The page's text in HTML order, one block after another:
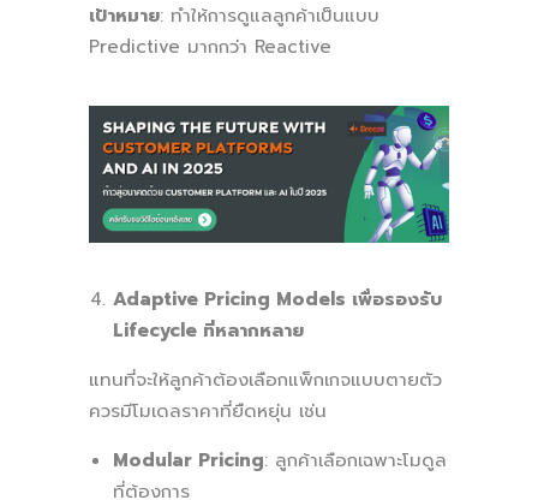
เป้าหมาย: ทำให้การดูแลลูกค้าเป็นแบบ
Predictive มากกว่า Reactive
Adaptive Pricing Models เพื่อรองรับ
Lifecycle ที่หลากหลาย
แทนที่จะให้ลูกค้าต้องเลือกแพ็กเกจแบบตายตัว
ควรมีโมเดลราคาที่ยืดหยุ่น เช่น
Modular Pricing: ลูกค้าเลือกเฉพาะโมดูล
ที่ต้องการ